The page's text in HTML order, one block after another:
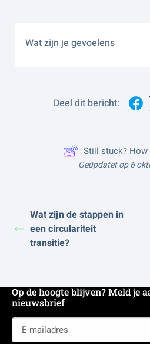
Wat zijn je gevoelens
Deel dit bericht:
Still stuck? How
Geüpdatet op 6
Wat zijn de stappen in
een circulariteit
transitie?
Op de hoogte blijven? Meld je
nieuwsbrief